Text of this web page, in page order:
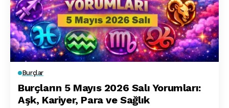
Burçlar
Burçların 5 Mayıs 2026 Salı Yorumları:
Aşk, Kariyer, Para ve Sağlık